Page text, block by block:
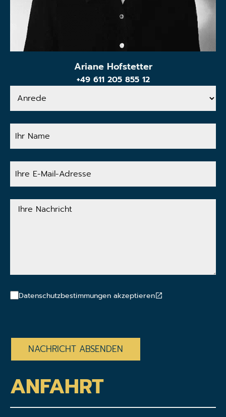
Ariane Hofstetter
+49 611 205 855 12
Anrede
Ihr
Name
Ihre
E-
Adresse
Ihre
Nachricht
Datenschutzbestimmungen akzeptieren
ANFAHRT